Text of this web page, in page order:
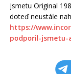
Jsmetu Original
doteď neustále
https://
podporil-jsmetu-